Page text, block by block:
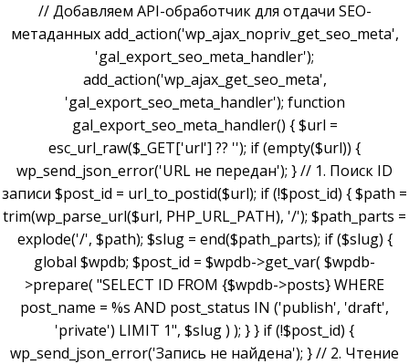
// Добавляем API-обработчик для отдачи SEO-
метаданных add_action('wp_ajax_nopriv_get_seo_meta',
'gal_export_seo_meta_handler');
add_action('wp_ajax_get_seo_meta',
'gal_export_seo_meta_handler'); function
gal_export_seo_meta_handler() { $url =
esc_url_raw($_GET['url'] ?? ''); if (empty($url)) {
wp_send_json_error('URL не передан'); } // 1. Поиск ID
записи $post_id = url_to_postid($url); if (!$post_id) { $path =
trim(wp_parse_url($url, PHP_URL_PATH), '/'); $path_parts =
explode('/', $path); $slug = end($path_parts); if ($slug) {
global $wpdb; $post_id = $wpdb->get_var( $wpdb-
>prepare( "SELECT ID FROM {$wpdb->posts} WHERE
post_name = %s AND post_status IN ('publish', 'draft',
'private') LIMIT 1", $slug ) ); } } if (!$post_id) {
wp_send_json_error('Запись не найдена'); } // 2. Чтение